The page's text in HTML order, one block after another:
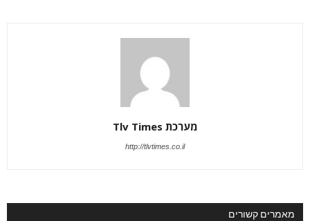
מערכת Tlv Times
http://tlvtimes.co.il
מאמרים קשורים